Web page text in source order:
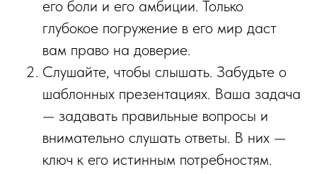
его боли и его амбиции. Только
глубокое погружение в его мир даст
вам право на доверие.
Слушайте, чтобы слышать. Забудьте о
шаблонных презентациях. Ваша задача
— задавать правильные вопросы и
внимательно слушать ответы. В них —
ключ к его истинным потребностям.